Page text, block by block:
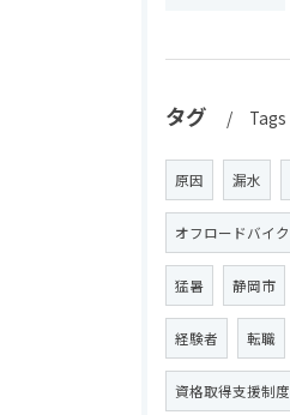
タグ Tags
原因 漏水
オフロードバイク
猛暑 静岡市
経験者 転職
資格取得支援制度